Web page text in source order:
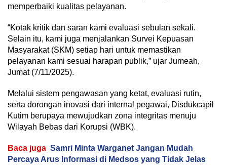
memperbaiki kualitas pelayanan.
“Kotak kritik dan saran kami evaluasi sebulan sekali.
Selain itu, kami juga menjalankan Survei Kepuasan
Masyarakat (SKM) setiap hari untuk memastikan
pelayanan kami sesuai harapan publik,” ujar Jumeah,
Jumat (7/11/2025).
Melalui sistem pengawasan yang ketat, evaluasi rutin,
serta dorongan inovasi dari internal pegawai, Disdukcapil
Kutim berupaya mewujudkan zona integritas menuju
Wilayah Bebas dari Korupsi (WBK).
Baca juga Samri Minta Warganet Jangan Mudah
Percaya Arus Informasi di Medsos yang Tidak Jelas